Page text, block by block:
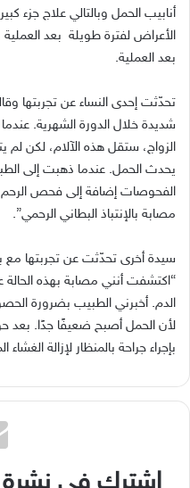
أنابيب الحمل وبالتالي علاج
الأعراض لفترة طويلة بعد
بعد العملية.
تحدّثت إحدى النساء عن تجربتها
شديدة خلال الدورة الشهرية.
الزواج، ستقل هذه الآلام، لكن
يحدث الحمل. عندما ذهبت إلى
الفحوصات إضافة إلى فحص الرحم
مصابة بالإنتباذ البطاني الرحمي”.
سيدة أخرى تحدّثت عن تجربتها مع
“اكتشفت أنني مصابة بهذه
الدم. أخبرني الطبيب بضرورة
لأن الحمل أصبح ضعيفًا جدًا. بعد
بإجراء جراحة بالمنظار لإزالة الغشاء